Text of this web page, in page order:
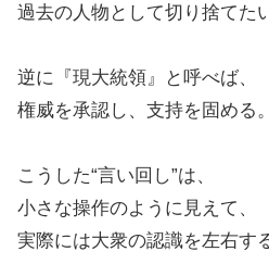
過去の人物として切り捨てた
逆に『現大統領』と呼べば、
権威を承認し、支持を固める。
こうした“言い回し”は、
小さな操作のように見えて、
実際には大衆の認識を左右す